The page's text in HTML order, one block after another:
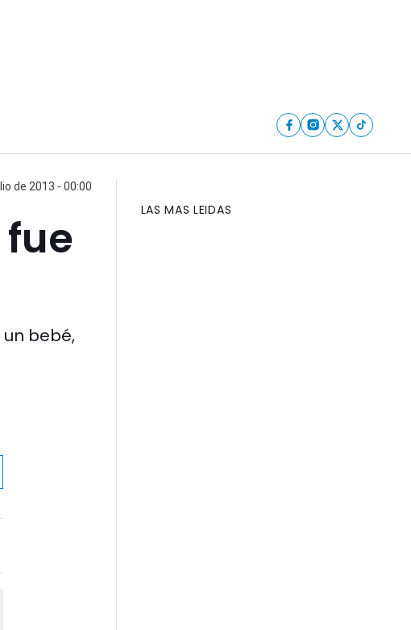
de 2013 - 00:00
bebé,
LAS MAS LEIDAS